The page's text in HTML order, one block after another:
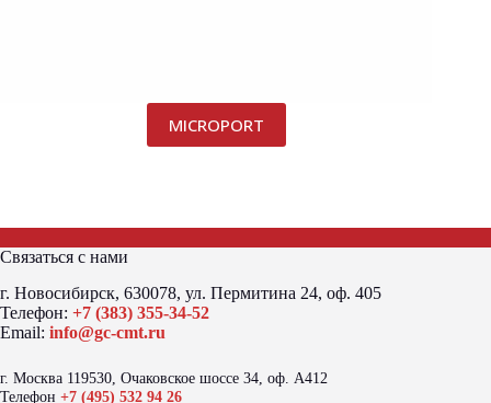
MICROPORT
Связаться с нами
г. Новосибирск, 630078, ул. Пермитина 24, оф. 405
Телефон: +7 (383) 355-34-52
Email: info@gc-cmt.ru
г. Москва 119530, Очаковское шоссе 34, оф. А412
Телефон +7 (495) 532 94 26